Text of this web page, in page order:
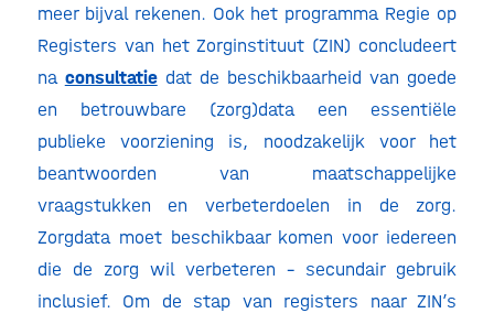
meer bijval rekenen. Ook het programma Regie op
Registers van het Zorginstituut (ZIN) concludeert
na consultatiedat de beschikbaarheid van goede
en betrouwbare (zorg)data een essentiële
publieke voorziening is, noodzakelijk voor het
beantwoorden van maatschappelijke
vraagstukken en verbeterdoelen in de zorg.
Zorgdata moet beschikbaar komen voor iedereen
die de zorg wil verbeteren – secundair gebruik
inclusief. Om de stap van registers naar ZIN’s